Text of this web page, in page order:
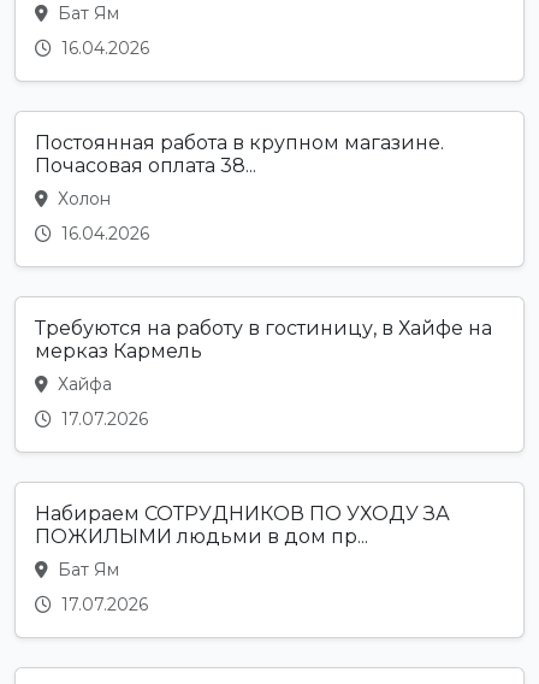
Бат Ям
16.04.2026
Постоянная работа в крупном магазине.
Почасовая оплата 38...
Холон
16.04.2026
Требуются на работу в гостиницу, в Хайфе на
мерказ Кармель
Хайфа
17.07.2026
Набираем СОТРУДНИКОВ ПО УХОДУ ЗА
ПОЖИЛЫМИ людьми в дом пр...
Бат Ям
17.07.2026